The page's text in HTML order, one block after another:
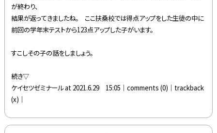
が終わり、
結果が返ってきましたね。 ここ扶桑校では得点アップをした生徒の中に
前回の学年末テストから123点アップした子がいます。
すこしその子の話をしましょう。
続き▽
ケイセツゼミナール at 2021.6.29 15:05│comments (0) │trackback
(x)│